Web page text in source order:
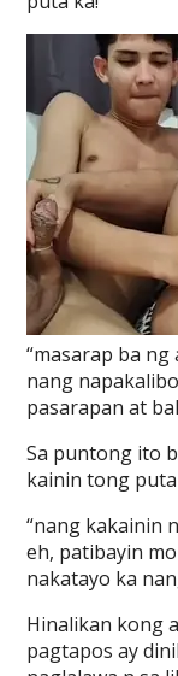
“masarap ba
nang
pasarapan at
Sa puntong ito
kainin tong
“nang kakainin
eh, patibayin
nakatayo ka
Hinalikan kong
pagtapos ay